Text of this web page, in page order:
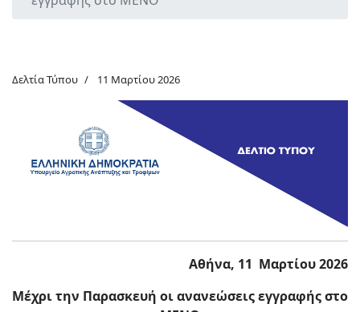
Δελτία Τύπου 11 Μαρτίου 2026
Αθήνα, 11 Μαρτίου 2026
Μέχρι την Παρασκευή οι ανανεώσεις εγγραφής στο